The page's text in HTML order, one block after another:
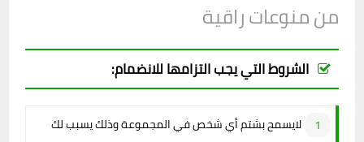
من منوعات راقية
الشروط التي يجب التزامها للانضمام:
لايسمح بشتم أي شخص في المجموعة وذلك يسبب لك